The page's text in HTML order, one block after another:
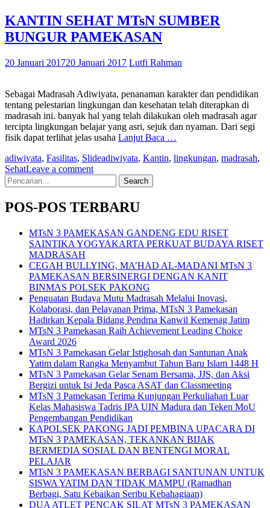
KANTIN SEHAT MTsN SUMBER
BUNGUR PAMEKASAN
20 Januari 201720 Januari 2017 Lutfi Rahman
Sebagai Madrasah Adiwiyata, penanaman karakter dan pendidikan
tentang pelestarian lingkungan dan kesehatan telah diterapkan di
madrasah ini. banyak hal yang telah dilakukan oleh madrasah agar
tercipta lingkungan belajar yang asri, sejuk dan nyaman. Dari segi
fisik dapat terlihat jelas usaha Lanjut Baca …
adiwiyata, Fasilitas, Slideadiwiyata, Kantin, lingkungan, madrasah,
SehatLeave a comment
Search
for:
POS-POS TERBARU
MTsN 3 PAMEKASAN GANDENG EDU RISET
SAINTIKA YOGYAKARTA PERKUAT BUDAYA RISET
MADRASAH
CEGAH BULLYING, MA’HAD AL-MADANI MTsN 3
PAMEKASAN BERSINERGI DENGAN KANIT
BINMAS POLSEK PAKONG
Penguatan Budaya Mutu Madrasah Melalui Inovasi,
Kolaborasi, dan Pelayanan Prima, MTsN 3 Pamekasan
Hadirkan Kepala Bidang Pendma Kanwil Kemenag Jatim
MTsN 3 Pamekasan Raih Achievement Leading Choice
Award 2026
MTsN 3 Pamekasan Gelar Istighosah dan Santunan Anak
Yatim dalam Rangka Menyambut Tahun Baru Islam 1448 H
MTsN 3 Pamekasan Gelar Senam Bersama, JJS, dan Aksi
Bergizi untuk Isi Jeda Pasca ASAT dan Classmeeting
MTsN 3 Pamekasan Terima Kunjungan Perkuliahan Luar
Kelas Mahasiswa Tadris IPA UIN Madura dan Teken MoU
Pengembangan Pendidikan
KAPOLSEK PAKONG JADI PEMBINA UPACARA DI
MTsN 3 PAMEKASAN, TEKANKAN BIJAK
BERMEDIA SOSIAL DAN BENTENGI MORAL
PELAJAR
MTsN 3 PAMEKASAN BERBAGI SANTUNAN UNTUK
SISWA YATIM DAN TIDAK MAMPU (Ramadhan
Berbagi, Satu Kebaikan Seribu Kebahagiaan)
DUA ATLET PENCAK SILAT MTsN 3 PAMEKASAN